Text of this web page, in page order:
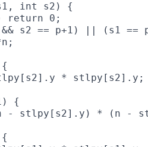
int s2) {
return 0;
s2 == p+1) || (s1 ==
* stlpy[s2].y;
{
- stlpy[s2].y) * (n -